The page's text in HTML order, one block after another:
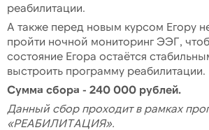
реабилитации.
А также перед новым курсом Егору
пройти ночной мониторинг ЭЭГ,
состояние Егора остаётся
выстроить программу реабилитации.
Сумма сбора - 240 000 рублей.
Данный сбор проходит в рамках
«РЕАБИЛИТАЦИЯ».